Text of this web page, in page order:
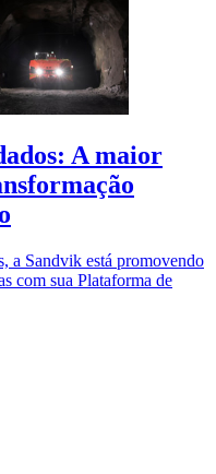
A maior
a Sandvik está promovendo
com sua Plataforma de